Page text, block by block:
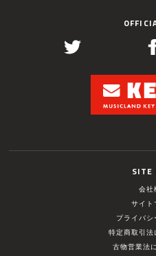
SITE
会社
サイト
プライバシ
特定商取引法
古物営業法